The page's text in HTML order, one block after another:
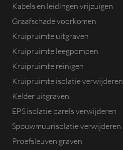
Kabels en leidingen vrijzuigen
Graafschade voorkomen
Kruipruimte uitgraven
Kruipruimte leegpompen
Kruipruimte reinigen
Kruipruimte isolatie verwijderen
Kelder uitgraven
EPS isolatie parels verwijderen
Spouwmuurisolatie verwijderen
Proefsleuven graven